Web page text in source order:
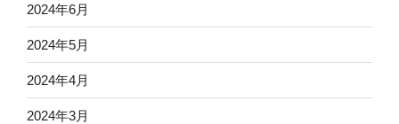
2024年6月
2024年5月
2024年4月
2024年3月